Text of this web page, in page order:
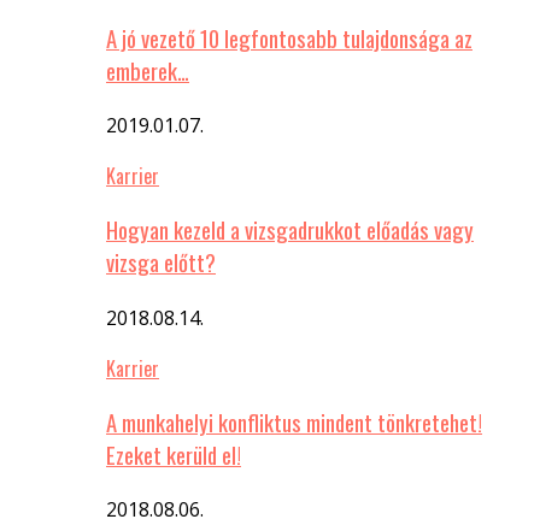
A jó vezető 10 legfontosabb tulajdonsága az
emberek…
2019.01.07.
Karrier
Hogyan kezeld a vizsgadrukkot előadás vagy
vizsga előtt?
2018.08.14.
Karrier
A munkahelyi konfliktus mindent tönkretehet!
Ezeket kerüld el!
2018.08.06.